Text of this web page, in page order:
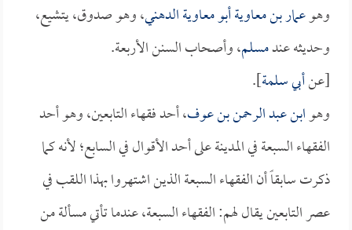
وهوعمار بن معاوية أبو معاوية الدهني، وهو صدوق، يتشيع،
وحديثه عندمسلم، وأصحاب السنن الأربعة.
[عنأبي سلمة].
وهوابن عبد الرحمن بن عوف، أحد فقهاء التابعين، وهو أحد
الفقهاء السبعة في المدينة على أحد الأقوال في السابع؛ لأنه كما
ذكرت سابقاً أن الفقهاء السبعة الذين اشتهروا بهذا اللقب في
عصر التابعين يقال لهم: الفقهاء السبعة، عندما تأتي مسألة من